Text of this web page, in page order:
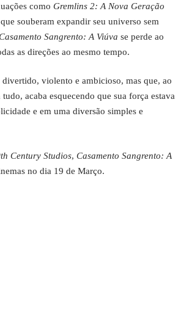
como Gremlins 2: A Nova Geração
souberam expandir seu universo sem
Sangrento: A Viúva se perde ao
as direções ao mesmo tempo.
violento e ambicioso, mas que, ao
acaba esquecendo que sua força estava
e em uma diversão simples e
Century Studios, Casamento Sangrento: A
no dia 19 de Março.